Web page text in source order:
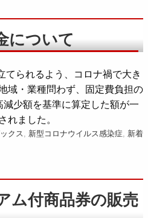
について
てられるよう、コロナ禍で大き
域・業種問わず、固定費負担の
少額を基準に算定した額が一
れました。
クス, 新型コロナウイルス感染症, 新着
ム付商品券の販売